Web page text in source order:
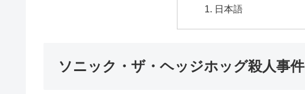
日本語
ソニック・ザ・ヘッジホッグ殺人事件